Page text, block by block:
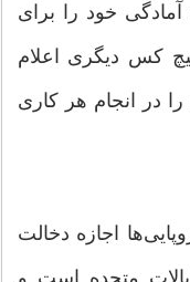
خود را برای
کس دیگری اعلام
در انجام هر کاری
اجازه دخالت